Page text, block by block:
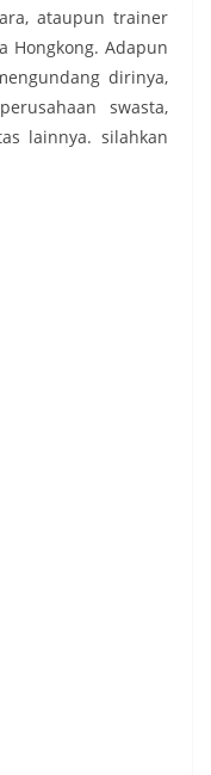
ataupun trainer
Hongkong. Adapun
dirinya,
swasta,
lainnya. silahkan